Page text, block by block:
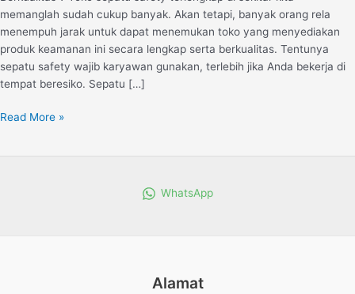
memanglah sudah cukup banyak. Akan tetapi, banyak orang rela
menempuh jarak untuk dapat menemukan toko yang menyediakan
produk keamanan ini secara lengkap serta berkualitas. Tentunya
sepatu safety wajib karyawan gunakan, terlebih jika Anda bekerja di
tempat beresiko. Sepatu […]
Read More »
WhatsApp
Alamat